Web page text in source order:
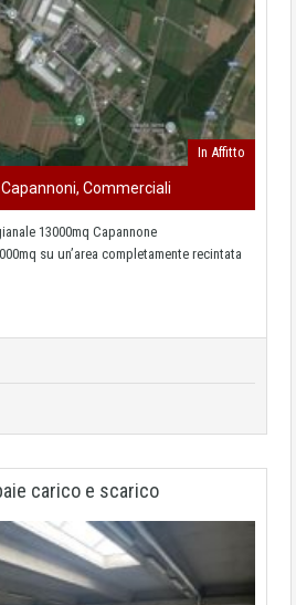
In Affitto
Capannoni, Commerciali
13000mq Capannone
su un’area completamente recintata
carico e scarico